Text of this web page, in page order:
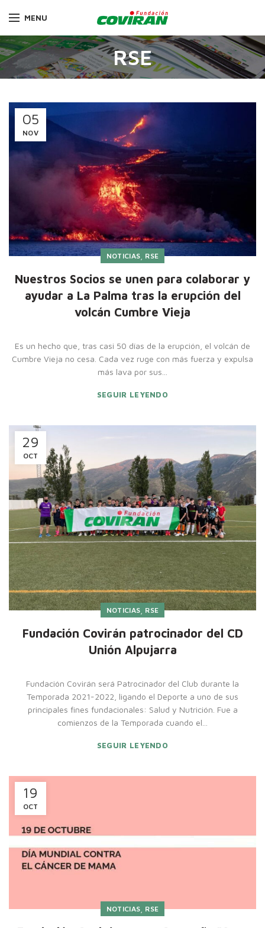
MENU
RSE
05
NOV
NOTICIAS, RSE
Nuestros Socios se unen para colaborar y
ayudar a La Palma tras la erupción del
volcán Cumbre Vieja
Es un hecho que, tras casi 50 días de la erupción, el volcán de
Cumbre Vieja no cesa. Cada vez ruge con más fuerza y expulsa
más lava por sus...
SEGUIR LEYENDO
29
OCT
NOTICIAS RSE
Fundación Covirán patrocinador del CD
Unión Alpujarra
Fundación Covirán será Patrocinador del Club durante la
Temporada 2021-2022, ligando el Deporte a uno de sus
principales fines fundacionales: Salud y Nutrición. Fue a
comienzos de la Temporada cuando el...
SEGUIR LEYENDO
19
OCT
NOTICIAS RSE